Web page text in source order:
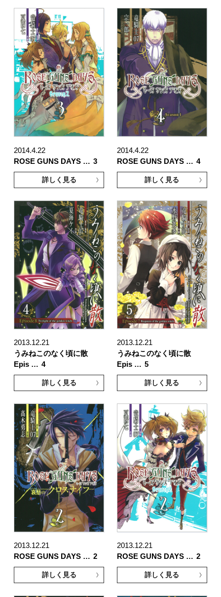
2014.4.22
ROSE GUNS DAYS … 3
詳しく見る
2014.4.22
ROSE GUNS DAYS … 4
詳しく見る
2013.12.21
うみねこのなく頃に散
Epis … 4
詳しく見る
2013.12.21
うみねこのなく頃に散
Epis … 5
詳しく見る
2013.12.21
ROSE GUNS DAYS … 2
詳しく見る
2013.12.21
ROSE GUNS DAYS … 2
詳しく見る